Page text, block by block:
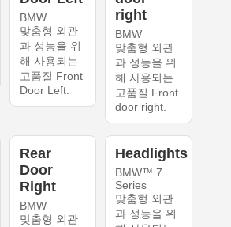
BMW
맞춤형 외관
과 성능을 위
해 사용되는
고품질 Front
Door Left.
right
BMW
맞춤형 외관
과 성능을 위
해 사용되는
고품질 Front
door right.
Rear
Door
Right
BMW
맞춤형 외관
Headlights
BMW™ 7
Series
맞춤형 외관
과 성능을 위